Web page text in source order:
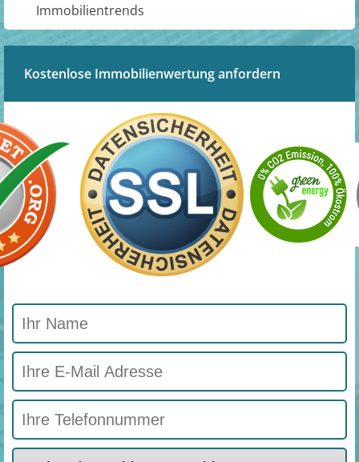
Immobilientrends
Kostenlose Immobilienwertung anfordern